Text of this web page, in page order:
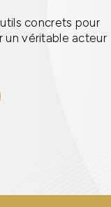
concrets pour
un véritable acteur